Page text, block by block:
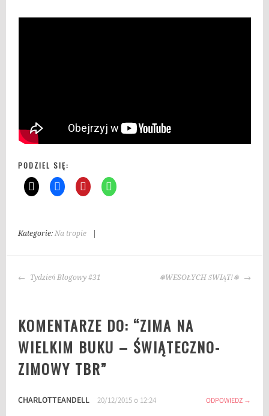
PODZIEL SIĘ:
Kategorie: Na tropie
z
y
ć
NAWIGACJA
Tydzień Blogowy #31 ❅WESOŁYCH ŚWIĄT!❅
KOMENTARZE DO: “ZIMA NA
WIELKIM BUKU – ŚWIĄTECZNO-
ZIMOWY TBR”
CHARLOTTEANDELL 20/12/2015 o 12:24 ODPOWIEDZ